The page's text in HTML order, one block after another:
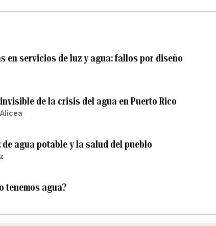
en servicios de luz y agua: fallos por diseño
de la crisis del agua en Puerto Rico
de agua potable y la salud del pueblo
tenemos agua?